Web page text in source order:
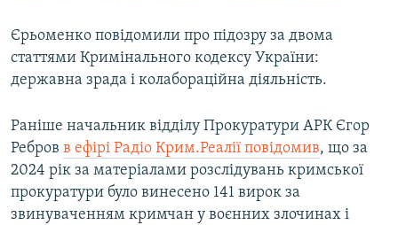
Єрьоменко повідомили про підозру за двома
статтями Кримінального кодексу України:
державна зрада і колабораційна діяльність.
Раніше начальник відділу Прокуратури АРК Єгор
Ребров в ефірі Радіо Крим.Реалії повідомив, що за
2024 рік за матеріалами розслідувань кримської
прокуратури було винесено 141 вирок за
звинуваченням кримчан у воєнних злочинах і